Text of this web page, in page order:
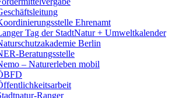
Ehrenamt
Tag der StadtNatur + Umweltkalender
Berlin
Beratungsstelle
– Naturerleben mobil
Ranger